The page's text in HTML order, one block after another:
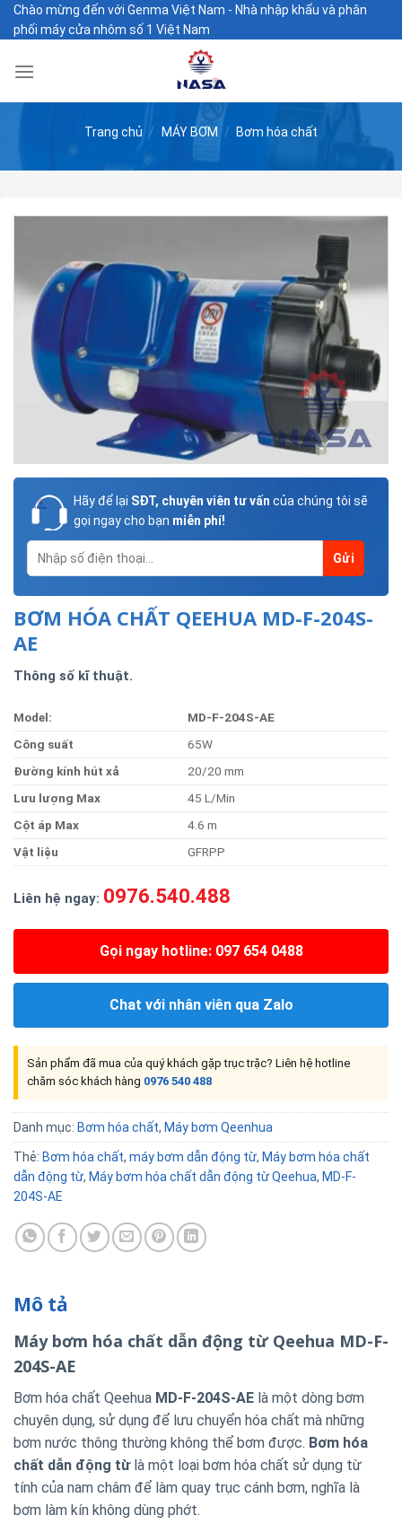
SkipChào mừng đến với Genma Việt Nam - Nhà nhập khẩu và phân
phối máy cửa nhôm số 1 Việt Nam
Trang chủ / MÁY BƠM / Bơm hóa chất
Hãy để lại SĐT, chuyên viên tư vấn của chúng tôi sẽ
gọi ngay cho bạn miễn phí!
BƠM HÓA CHẤT QEEHUA MD-F-204S-
AE
Thông số kĩ thuật.
Model:
MD-F-204S-AE
Công suất
65W
Đường kính hút xả
20/20 mm
Lưu lượng Max
45 L/Min
Cột áp Max
4.6 m
Vật liệu
GFRPP
Liên hệ ngay: 0976.540.488
Gọi ngay hotline: 097 654 0488
Chat với nhân viên qua Zalo
Sản phẩm đã mua của quý khách gặp trục trặc? Liên hệ hotline
chăm sóc khách hàng 0976 540 488
Danh mục: Bơm hóa chất, Máy bơm Qeenhua
Thẻ: Bơm hóa chất, máy bơm dẫn động từ, Máy bơm hóa chất
dẫn động từ, Máy bơm hóa chất dẫn động từ Qeehua, MD-F-
204S-AE
Mô tả
Máy bơm hóa chất dẫn động từ Qeehua MD-F-
204S-AE
Bơm hóa chất Qeehua MD-F-204S-AE là một dòng bơm
chuyên dụng, sử dụng để lưu chuyển hóa chất mà những
bơm nước thông thường không thể bơm được. Bơm hóa
chất dẫn động từ là một loại bơm hóa chất sử dụng từ
tính của nam châm để làm quay trục cánh bơm, nghĩa là
bơm làm kín không dùng phớt.